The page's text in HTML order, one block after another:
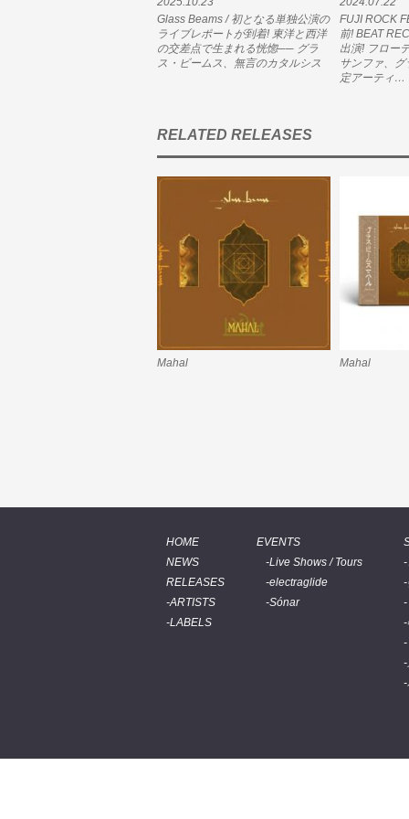
Glass Beams / 初となる単独公演の
ライブレポートが到着! 東洋と西洋
の交差点で生まれる恍惚── グラ
ス・ビームス、無言のカタルシス
FUJI ROCK
前! BEAT
出演! フロー
サンファ、
定アーティ…
RELATED RELEASES
Mahal Mahal
HOME
NEWS
RELEASES
ARTISTS
LABELS
EVENTS
Live Shows / Tours
electraglide
Sónar